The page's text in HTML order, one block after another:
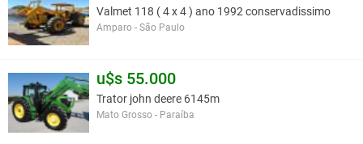
Valmet 118 ( 4 x 4 ) ano 1992 conservadissimo
Amparo - São Paulo
u$s 55.000
Trator john deere 6145m
Mato Grosso - Paraíba